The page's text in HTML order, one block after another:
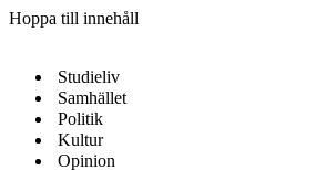
Hoppa till innehåll
Studieliv
Samhället
Politik
Kultur
Opinion